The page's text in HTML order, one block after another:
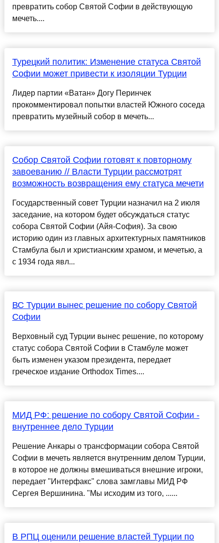
превратить собор Святой Софии в действующую
мечеть....
Турецкий политик: Изменение статуса Святой
Софии может привести к изоляции Турции
Лидер партии «Ватан» Догу Перинчек
прокомментировал попытки властей Южного соседа
превратить музейный собор в мечеть...
Собор Святой Софии готовят к повторному
завоеванию // Власти Турции рассмотрят
возможность возвращения ему статуса мечети
Государственный совет Турции назначил на 2 июля
заседание, на котором будет обсуждаться статус
собора Святой Софии (Айя-София). За свою
историю один из главных архитектурных памятников
Стамбула был и христианским храмом, и мечетью, а
с 1934 года явл...
ВС Турции вынес решение по собору Святой
Софии
Верховный суд Турции вынес решение, по которому
статус собора Святой Софии в Стамбуле может
быть изменен указом президента, передает
греческое издание Оrthodox Times....
МИД РФ: решение по собору Святой Софии -
внутреннее дело Турции
Решение Анкары о трансформации собора Святой
Софии в мечеть является внутренним делом Турции,
в которое не должны вмешиваться внешние игроки,
передает "Интерфакс" слова замглавы МИД РФ
Сергея Вершинина. "Мы исходим из того, ......
В РПЦ оценили решение властей Турции по